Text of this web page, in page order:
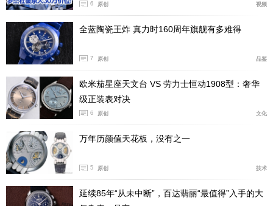
Rolf Schnyder和欧克林博士
随后，他提出一个极具革新意义的构想：索性通过旋转的
机芯显示时间——发条盒每12小时转一圈，指示小时，而
机芯本身每小时自转一周，指示分钟。
最后为消除摩擦，欧克林博士设计了双擒纵系统，但为了
找到轻盈材质，雅典表终于在钟表业率先引入硅材质，成
为先锋。
6 原创 视频
全蓝陶瓷王炸 真力时160周年旗舰有多难得
7 原创 品鉴
欧米茄星座天文台 VS 劳力士恒动1908型：奢华
级正装表对决
6 原创 文化
万年历颜值天花板，没有之一
5 原创 技术
延续85年“从未中断”，百达翡丽“最值得”入手的大